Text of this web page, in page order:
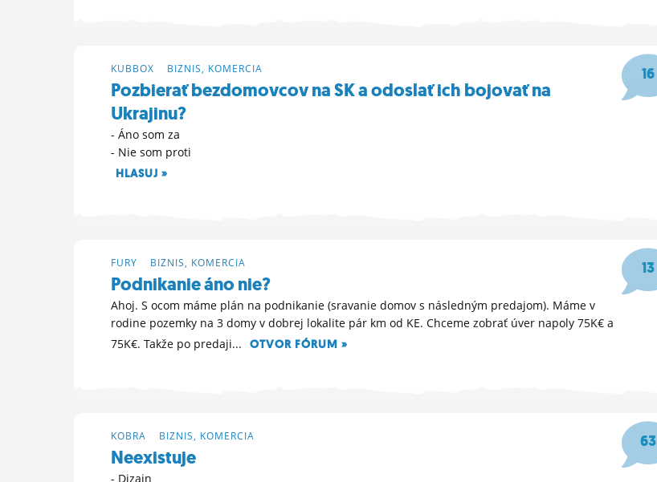
16
KUBBOX BIZNIS, KOMERCIA
Pozbierať bezdomovcov na SK a odoslať ich bojovať na
Ukrajinu?
- Áno som za
- Nie som proti
HLASUJ »
13
FURY BIZNIS, KOMERCIA
Podnikanie áno nie?
Ahoj. S ocom máme plán na podnikanie (sravanie domov s následným predajom). Máme v
rodine pozemky na 3 domy v dobrej lokalite pár km od KE. Chceme zobrať úver napoly 75K€ a
75K€. Takže po predaji...
OTVOR FÓRUM »
63
KOBRA BIZNIS, KOMERCIA
Neexistuje
- Dizajn